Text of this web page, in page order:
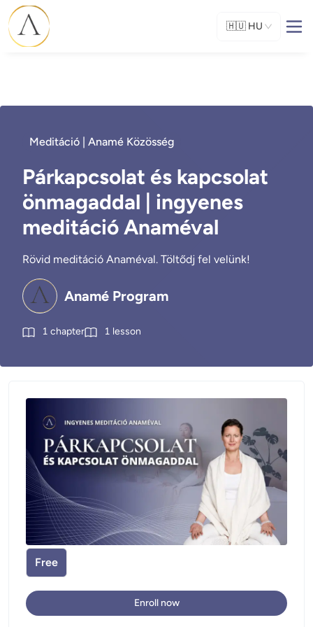
🇭🇺 HU
Meditáció | Anamé Közösség
Párkapcsolat és kapcsolat
önmagaddal | ingyenes
meditáció Anaméval
Rövid meditáció Anaméval. Töltődj fel velünk!
Anamé Program
1 chapter 1 lesson
Free
Enroll now